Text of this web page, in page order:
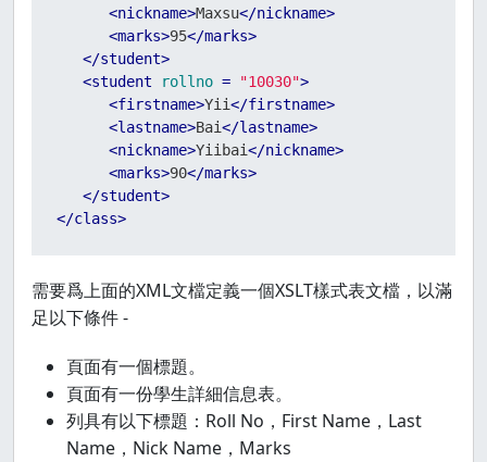
<nickname>Maxsu</nickname>
<marks>95</marks>
</student>
<student rollno = "10030">
<firstname>Yii</firstname>
<lastname>Bai</lastname>
<nickname>Yiibai</nickname>
<marks>90</marks>
</student>
</class>
需要爲上面的XML文檔定義一個XSLT樣式表文檔，以滿
足以下條件 -
頁面有一個標題。
頁面有一份學生詳細信息表。
列具有以下標題：Roll No，First Name，Last
Name，Nick Name，Marks